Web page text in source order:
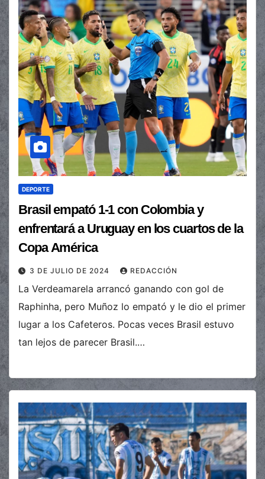
DEPORTE
Brasil empató 1-1 con Colombia y
enfrentará a Uruguay en los cuartos de la
Copa América
3 DE JULIO DE 2024 REDACCIÓN
La Verdeamarela arrancó ganando con gol de
Raphinha, pero Muñoz lo empató y le dio el primer
lugar a los Cafeteros. Pocas veces Brasil estuvo
tan lejos de parecer Brasil.…